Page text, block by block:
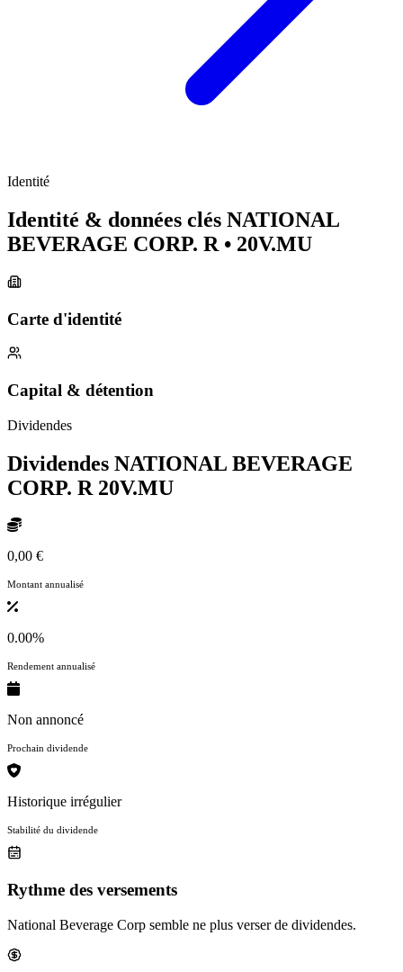
Identité
Identité & données clés NATIONAL
BEVERAGE CORP. R • 20V.MU
Carte d'identité
Capital & détention
Dividendes
Dividendes NATIONAL BEVERAGE
CORP. R 20V.MU
0,00 €
Montant annualisé
0.00%
Rendement annualisé
Non annoncé
Prochain dividende
Historique irrégulier
Stabilité du dividende
Rythme des versements
National Beverage Corp semble ne plus verser de dividendes.